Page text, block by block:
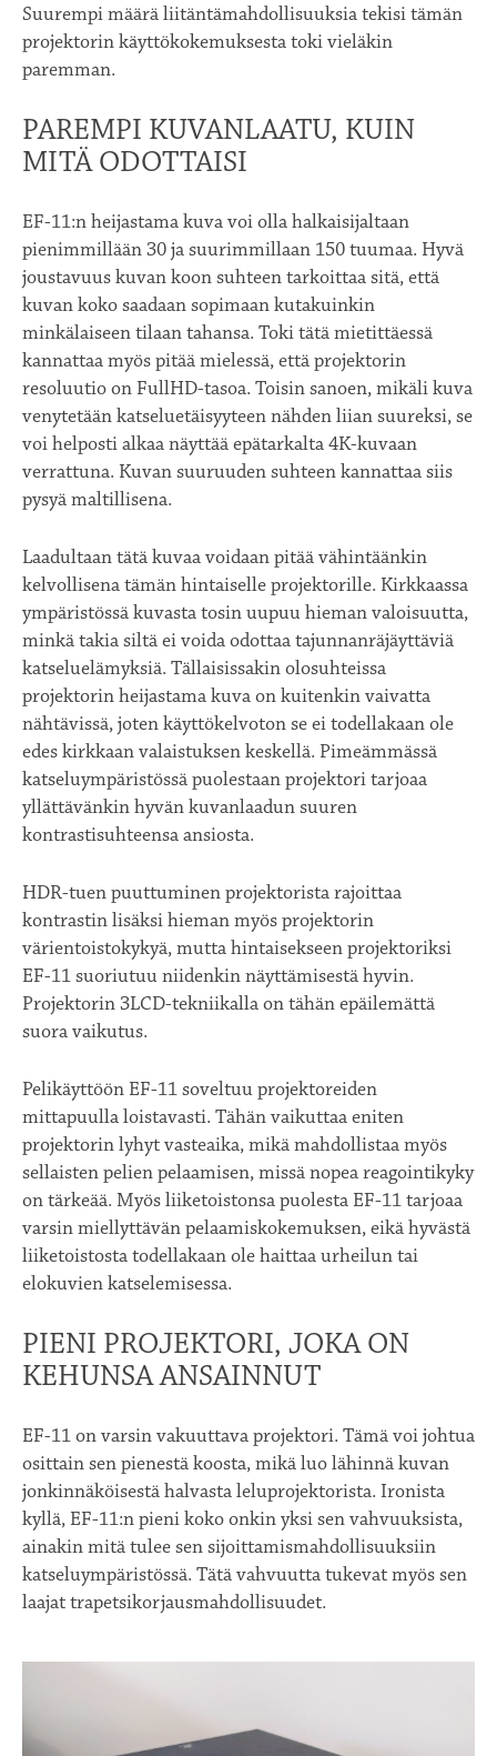
Suurempi määrä liitäntämahdollisuuksia tekisi tämän
projektorin käyttökokemuksesta toki vieläkin
paremman.
PAREMPI KUVANLAATU, KUIN
MITÄ ODOTTAISI
EF-11:n heijastama kuva voi olla halkaisijaltaan
pienimmillään 30 ja suurimmillaan 150 tuumaa. Hyvä
joustavuus kuvan koon suhteen tarkoittaa sitä, että
kuvan koko saadaan sopimaan kutakuinkin
minkälaiseen tilaan tahansa. Toki tätä mietittäessä
kannattaa myös pitää mielessä, että projektorin
resoluutio on FullHD-tasoa. Toisin sanoen, mikäli kuva
venytetään katseluetäisyyteen nähden liian suureksi, se
voi helposti alkaa näyttää epätarkalta 4K-kuvaan
verrattuna. Kuvan suuruuden suhteen kannattaa siis
pysyä maltillisena.
Laadultaan tätä kuvaa voidaan pitää vähintäänkin
kelvollisena tämän hintaiselle projektorille. Kirkkaassa
ympäristössä kuvasta tosin uupuu hieman valoisuutta,
minkä takia siltä ei voida odottaa tajunnanräjäyttäviä
katseluelämyksiä. Tällaisissakin olosuhteissa
projektorin heijastama kuva on kuitenkin vaivatta
nähtävissä, joten käyttökelvoton se ei todellakaan ole
edes kirkkaan valaistuksen keskellä. Pimeämmässä
katseluympäristössä puolestaan projektori tarjoaa
yllättävänkin hyvän kuvanlaadun suuren
kontrastisuhteensa ansiosta.
HDR-tuen puuttuminen projektorista rajoittaa
kontrastin lisäksi hieman myös projektorin
värientoistokykyä, mutta hintaisekseen projektoriksi
EF-11 suoriutuu niidenkin näyttämisestä hyvin.
Projektorin 3LCD-tekniikalla on tähän epäilemättä
suora vaikutus.
Pelikäyttöön EF-11 soveltuu projektoreiden
mittapuulla loistavasti. Tähän vaikuttaa eniten
projektorin lyhyt vasteaika, mikä mahdollistaa myös
sellaisten pelien pelaamisen, missä nopea reagointikyky
on tärkeää. Myös liiketoistonsa puolesta EF-11 tarjoaa
varsin miellyttävän pelaamiskokemuksen, eikä hyvästä
liiketoistosta todellakaan ole haittaa urheilun tai
elokuvien katselemisessa.
PIENI PROJEKTORI, JOKA ON
KEHUNSA ANSAINNUT
EF-11 on varsin vakuuttava projektori. Tämä voi johtua
osittain sen pienestä koosta, mikä luo lähinnä kuvan
jonkinnäköisestä halvasta leluprojektorista. Ironista
kyllä, EF-11:n pieni koko onkin yksi sen vahvuuksista,
ainakin mitä tulee sen sijoittamismahdollisuuksiin
katseluympäristössä. Tätä vahvuutta tukevat myös sen
laajat trapetsikorjausmahdollisuudet.